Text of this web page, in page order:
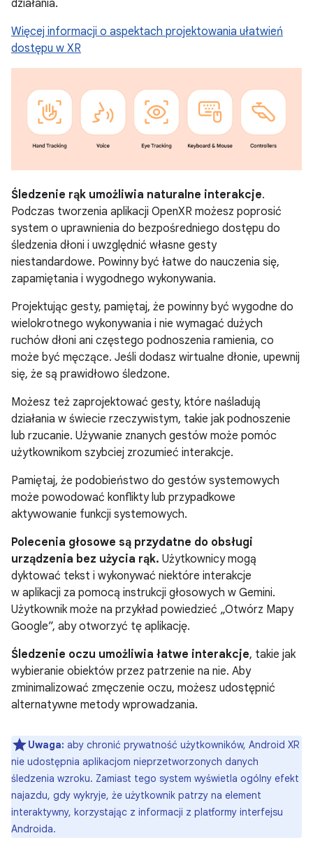
działania.
Więcej informacji o aspektach projektowania ułatwień
dostępu w XR
Śledzenie rąk umożliwia naturalne interakcje.
Podczas tworzenia aplikacji OpenXR możesz poprosić
system o uprawnienia do bezpośredniego dostępu do
śledzenia dłoni i uwzględnić własne gesty
niestandardowe. Powinny być łatwe do nauczenia się,
zapamiętania i wygodnego wykonywania.
Projektując gesty, pamiętaj, że powinny być wygodne do
wielokrotnego wykonywania i nie wymagać dużych
ruchów dłoni ani częstego podnoszenia ramienia, co
może być męczące. Jeśli dodasz wirtualne dłonie, upewnij
się, że są prawidłowo śledzone.
Możesz też zaprojektować gesty, które naśladują
działania w świecie rzeczywistym, takie jak podnoszenie
lub rzucanie. Używanie znanych gestów może pomóc
użytkownikom szybciej zrozumieć interakcje.
Pamiętaj, że podobieństwo do gestów systemowych
może powodować konflikty lub przypadkowe
aktywowanie funkcji systemowych.
Polecenia głosowe są przydatne do obsługi
urządzenia bez użycia rąk. Użytkownicy mogą
dyktować tekst i wykonywać niektóre interakcje
w aplikacji za pomocą instrukcji głosowych w Gemini.
Użytkownik może na przykład powiedzieć „Otwórz Mapy
Google”, aby otworzyć tę aplikację.
Śledzenie oczu umożliwia łatwe interakcje, takie jak
wybieranie obiektów przez patrzenie na nie. Aby
zminimalizować zmęczenie oczu, możesz udostępnić
alternatywne metody wprowadzania.
Uwaga: aby chronić prywatność użytkowników, Android XR
nie udostępnia aplikacjom nieprzetworzonych danych
śledzenia wzroku. Zamiast tego system wyświetla ogólny efekt
najazdu, gdy wykryje, że użytkownik patrzy na element
interaktywny, korzystając z informacji z platformy interfejsu
Androida.